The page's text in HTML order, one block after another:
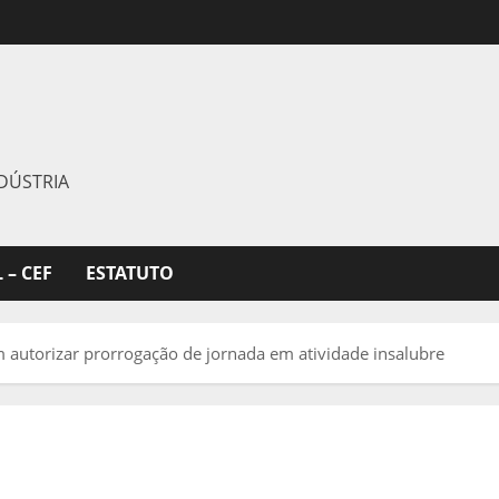
CEF ESTATUTO
autorizar prorrogação de jornada em atividade insalubre